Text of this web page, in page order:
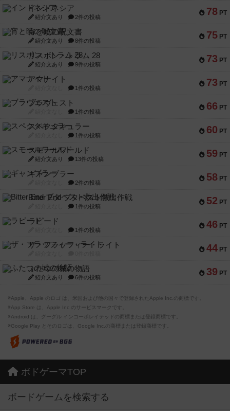
78 PT
インドネシア
紹介文あり 2件の投稿
75 PT
宵と暁の呪文書
紹介文あり 8件の投稿
73 PT
リスボン・トラム 28
紹介文あり 9件の投稿
73 PT
アマナイト
1件の投稿
66 PT
ブラヴェスト
1件の投稿
60 PT
スペクタキュラー
1件の投稿
59 PT
スモールワールド
紹介文あり 13件の投稿
58 PT
ギャンブラー
2件の投稿
52 PT
Bitter End ブタペスト救出作戦
1件の投稿
46 PT
ラピード
1件の投稿
44 PT
ザ・フラッフィー・ライト
39 PT
ふたつの城の物語
紹介文あり 6件の投稿
※Apple、Apple のロゴ は、米国および他の国々で登録されたApple Inc.の商標です。
※App Store は、Apple Inc.のサービスマークです。
※Android は、グーグル インコーポレイテッドの商標または登録商標です。
※Google Play とそのロゴは、Google Inc.の商標または登録商標です。
ボドゲーマTOP
ボードゲームを検索する